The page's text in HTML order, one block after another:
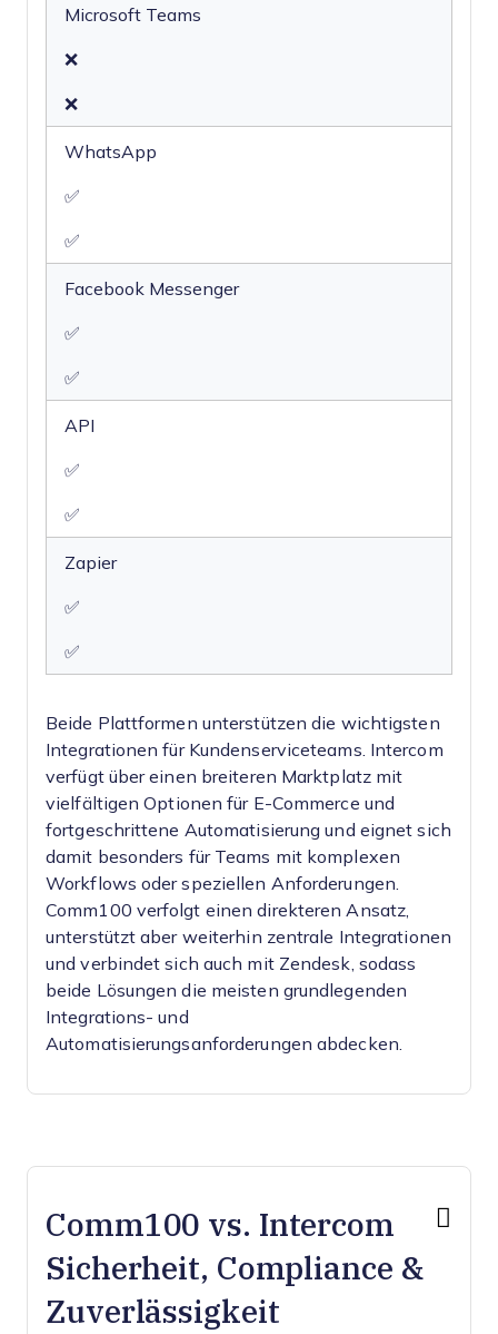
Microsoft Teams
❌
❌
WhatsApp
✅
✅
Facebook Messenger
✅
✅
API
✅
✅
Zapier
✅
✅
Beide Plattformen unterstützen die wichtigsten
Integrationen für Kundenserviceteams. Intercom
verfügt über einen breiteren Marktplatz mit
vielfältigen Optionen für E-Commerce und
fortgeschrittene Automatisierung und eignet sich
damit besonders für Teams mit komplexen
Workflows oder speziellen Anforderungen.
Comm100 verfolgt einen direkteren Ansatz,
unterstützt aber weiterhin zentrale Integrationen
und verbindet sich auch mit Zendesk, sodass
beide Lösungen die meisten grundlegenden
Integrations- und
Automatisierungsanforderungen abdecken.
Comm100 vs. Intercom
Sicherheit, Compliance &
Zuverlässigkeit